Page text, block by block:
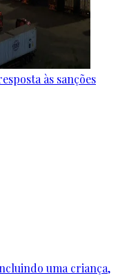
às sanções
uma criança,